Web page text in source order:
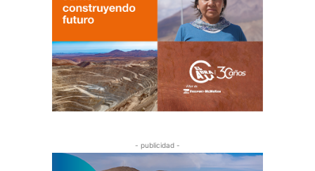
- publicidad -